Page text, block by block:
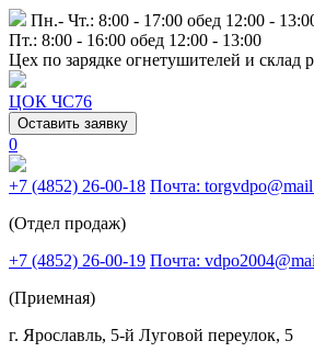
Пн.- Чт.: 8:00 - 17:00 обед 12:00 -
Пт.: 8:00 - 16:00 обед 12:00 - 13:00
Цех по зарядке огнетушителей и склад
ЦОК ЧС76
Оставить заявку
0
+7 (4852) 26-00-18 Почта:
(Отдел продаж)
+7 (4852) 26-00-19 Почта:
(Приемная)
г. Ярославль, 5-й Луговой переулок, 5